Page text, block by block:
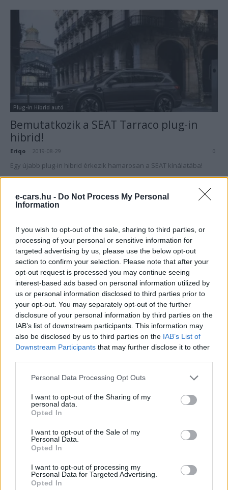
e-cars.hu - Do Not Process My Personal
Information
If you wish to opt-out of the sale, sharing to third parties, or
processing of your personal or sensitive information for
targeted advertising by us, please use the below opt-out
section to confirm your selection. Please note that after your
opt-out request is processed you may continue seeing
interest-based ads based on personal information utilized by
us or personal information disclosed to third parties prior to
your opt-out. You may separately opt-out of the further
disclosure of your personal information by third parties on the
IAB’s list of downstream participants. This information may
also be disclosed by us to third parties on the IAB’s List of
Downstream Participants that may further disclose it to other
Personal Data Processing Opt Outs
I want to opt-out of the Sharing of my
personal data.
Opted In
I want to opt-out of the Sale of my
Personal Data.
Opted In
I want to opt-out of processing my
Personal Data for Targeted Advertising.
Opted In
Plug-in Hibrid autó
Bemutatkozik a SEAT Tarraco plug-in
hibrid!
Eriqo 2019-08-29 0
Egy újabb plug-in hibrid érkezik hamarosan a SEAT kínálatába!
Plug-in Hibrid autó
Már rendelhető az új Passat GTE
Eriqo - 2019-08-27 0 hozzászólás
A 2. generációs GTE-hez már árak is tartoznak!
Elektromos autó
Volkswagen ID.3: Kövesd élőben a
bemutatót!